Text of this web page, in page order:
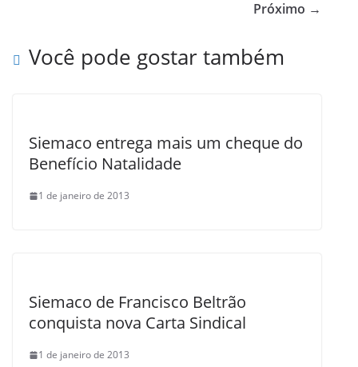
o
Próximo →
Você pode gostar também
Siemaco entrega mais um cheque do
Benefício Natalidade
1 de janeiro de 2013
Siemaco de Francisco Beltrão
conquista nova Carta Sindical
1 de janeiro de 2013